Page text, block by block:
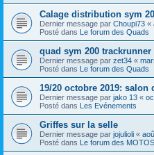
Calage distribution sym
Dernier message par Choupi73 «
Posté dans Le forum des Quads
quad sym 200 trackrunner
Dernier message par zet34 «
Posté dans Le forum des Quads
19/20 octobre 2019:
Dernier message par jako 13 «
Posté dans Les Evénements
Griffes sur la selle
Dernier message par jojulioli «
Posté dans Le forum des